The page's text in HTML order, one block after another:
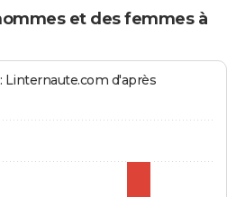
et des femmes à
Linternaute.com d'après